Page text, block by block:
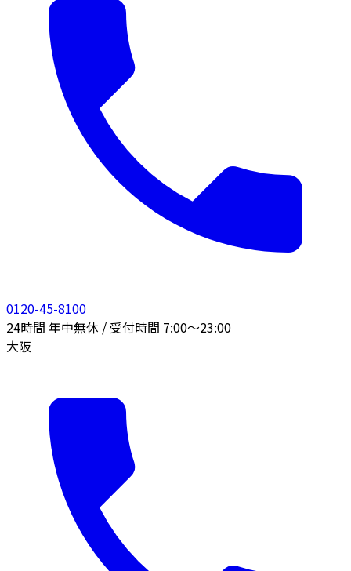
0120-45-8100
24時間 年中無休 / 受付時間 7:00〜23:00
大阪